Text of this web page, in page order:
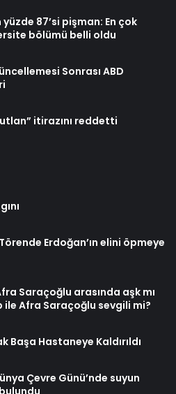
87’si pişman: En çok
bölümü belli oldu
Sonrası ABD
itirazını reddetti
Erdoğan’ın elini öpmeye
Saraçoğlu arasında aşk mı
ile Afra Saraçoğlu sevgili mi?
Başa Hastaneye Kaldırıldı
Çevre Günü’nde suyun